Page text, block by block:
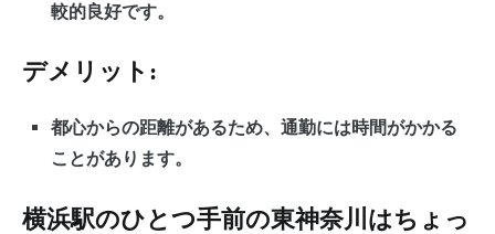
較的良好です。
デメリット:
都心からの距離があるため、通勤には時間がかかる
ことがあります。
横浜駅のひとつ手前の東神奈川はちょっ